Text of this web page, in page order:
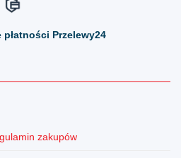
płatności Przelewy24
zakupów